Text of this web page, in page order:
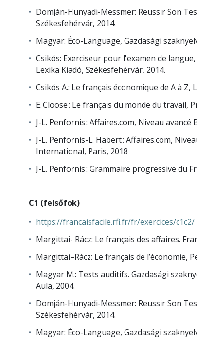
Domján-Hunyadi-Messmer: Reussir Son
Székesfehérvár, 2014.
Magyar: Éco-Language, Gazdasági
Csikós: Exerciseur pour l'examen de
Lexika Kiadó, Székesfehérvár, 2014.
Csikós A.: Le français économique de A à Z,
E. Cloose : Le français du monde du travail,
J-L. Penfornis : Affaires.com, Niveau
J-L. Penfornis-L. Habert : Affaires.com,
International, Paris, 2018
J-L. Penfornis : Grammaire progressive du
C1 (felsőfok)
https://francaisfacile.rfi.fr/fr/exercices/c1c2/
Margittai- Rácz: Le français des affaires.
Margittai–Rácz: Le français de l’économie,
Magyar M.: Tests auditifs. Gazdasági
Aula, 2004.
Domján-Hunyadi-Messmer: Reussir Son
Székesfehérvár, 2014.
Magyar: Éco-Language, Gazdasági